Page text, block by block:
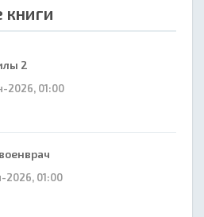
книги
2
2026, 01:00
2026, 01:00